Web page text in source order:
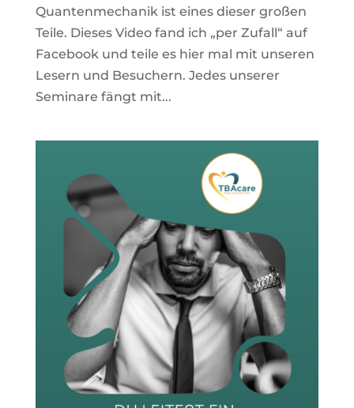
Quantenmechanik ist eines dieser großen
Teile. Dieses Video fand ich „per Zufall“ auf
Facebook und teile es hier mal mit unseren
Lesern und Besuchern. Jedes unserer
Seminare fängt mit...